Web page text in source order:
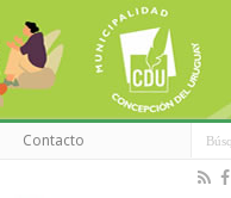
Contacto